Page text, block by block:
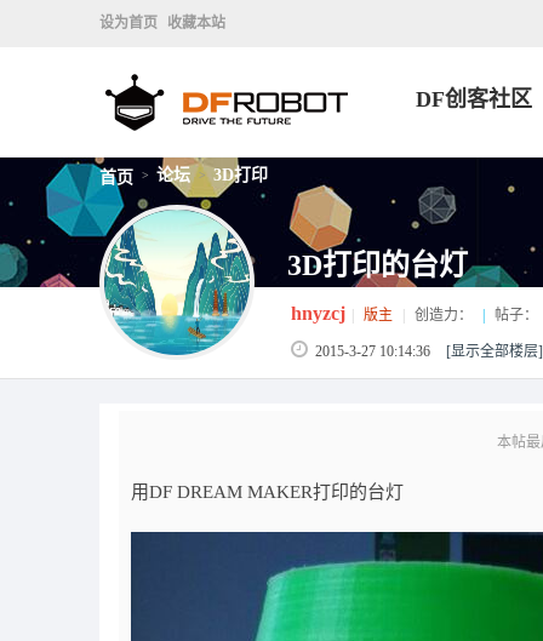
设为首页 收藏本站
DF创客社区
首页 > 论坛 > 3D打印
3D打印的台灯
hnyzcj 版主 创造力： 帖子：
2015-3-27 10:14:36 [显示全部楼层]
本帖最
用DF DREAM MAKER打印的台灯